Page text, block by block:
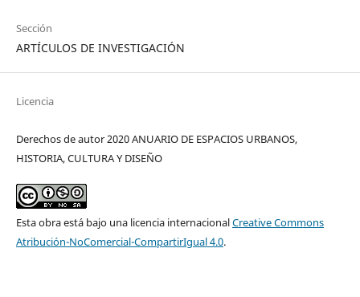
Sección
ARTÍCULOS DE INVESTIGACIÓN
Licencia
Derechos de autor 2020 ANUARIO DE ESPACIOS URBANOS,
HISTORIA, CULTURA Y DISEÑO
Esta obra está bajo una licencia internacionalCreative Commons
Atribución-NoComercial-CompartirIgual 4.0.